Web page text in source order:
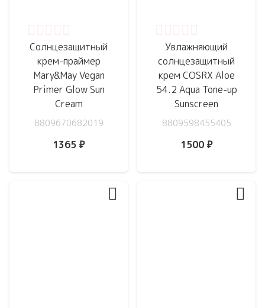
Солнцезащитный
крем-праймер
Mary&May Vegan
Primer Glow Sun
Cream
8809670682019
1365 ₽
Увлажняющий
солнцезащитный
крем COSRX Aloe
54.2 Aqua Tone-up
Sunscreen
8809598455405
1500 ₽